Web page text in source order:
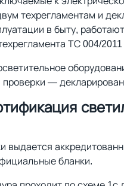
техрегламентам и
в быту,
ТС 004/
—
выдается
бланки.